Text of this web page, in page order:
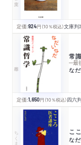
定価:924円 （10％税込）文庫判
常
─最
な
定価:1,650円 （10％税込）四六
ちくま文庫 こ
な